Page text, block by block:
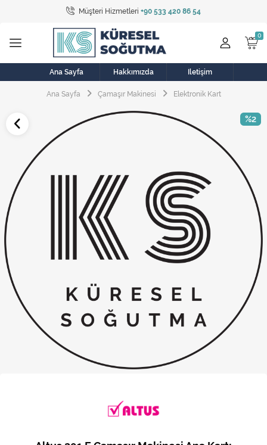
Müşteri Hizmetleri +90 533 420 86 54
Tüm Kategoriler
Bulaşık Makinesi
Buzdolabı
Çamaşır Kurutma Makinesi
Elektrikli Aksamlar
Elektrikli Süpürge
Fan
Fırın, Ocak ve Aspiratör
Klima
Kombi
Musluk
Ana Sayfa Hakkımızda İletişim
Ana Sayfa Çamaşır Makinesi Elektronik Kart
%2